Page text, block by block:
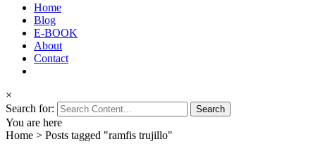
Home
Blog
E-BOOK
About
Contact
×
Search for:
You are here
Home > Posts tagged "ramfis trujillo"